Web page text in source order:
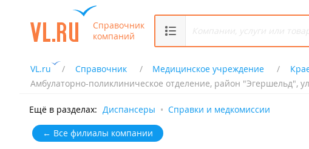
Справочник
компаний
VL.ru Справочник Медицинское учреждение
Амбулаторно-поликлиническое отделение, район "Эгершельд",
Ещё в разделах: Диспансеры Справки и медкомиссии
← Все филиалы компании